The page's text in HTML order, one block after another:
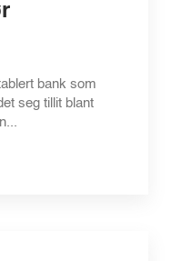
bank som
seg tillit blant